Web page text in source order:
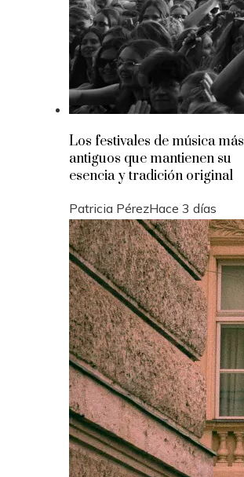
Los festivales de música más
antiguos que mantienen su
esencia y tradición original
Patricia PérezHace 3 días